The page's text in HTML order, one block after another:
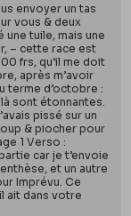
envoyer un tas
vous & deux
une tuile, mais une
– cette race est
frs, qu’il me doit
après m’avoir
terme d’octobre :
sont étonnantes.
pissé sur un
& piocher pour
1 Verso :
car je t’envoie
et un autre
Imprévu. Ce
ait dans votre